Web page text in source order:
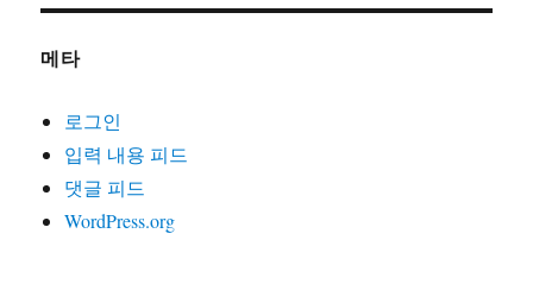
메타
로그인
입력 내용 피드
댓글 피드
WordPress.org